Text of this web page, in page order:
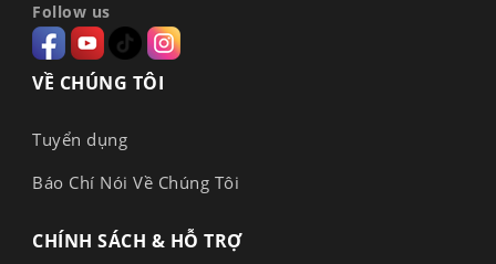
Follow us
VỀ CHÚNG TÔI
Tuyển dụng
Báo Chí Nói Về Chúng Tôi
CHÍNH SÁCH & HỖ TRỢ